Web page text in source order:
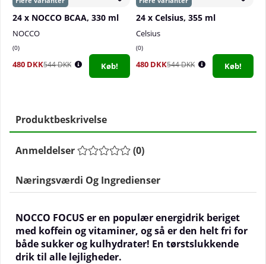
24 x NOCCO BCAA, 330 ml
NOCCO
0
480 DKK544 DKK Køb!
24 x Celsius, 355 ml
Celsius
0
480 DKK544 DKK Køb!
Produktbeskrivelse
Anmeldelser (0)
Næringsværdi Og Ingredienser
NOCCO FOCUS er en populær energidrik beriget
med koffein og vitaminer, og så er den helt fri for
både sukker og kulhydrater! En tørstslukkende
drik til alle lejligheder.